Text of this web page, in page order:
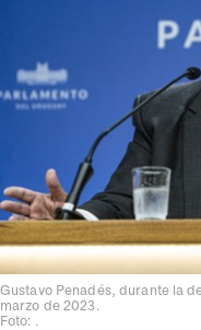
Gustavo Penadés, durante la
marzo de 2023.
Foto: .